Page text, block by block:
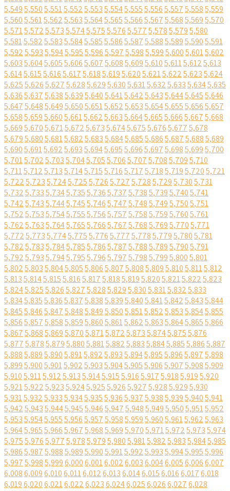
5,5495,5505,5515,5525,5535,5545,5555,5565,5575,5585,559
5,5605,5615,5625,5635,5645,5655,5665,5675,5685,5695,570
5,5715,5725,5735,5745,5755,5765,5775,5785,5795,580
5,5815,5825,5835,5845,5855,5865,5875,5885,5895,5905,591
5,5925,5935,5945,5955,5965,5975,5985,5995,6005,6015,602
5,6035,6045,6055,6065,6075,6085,6095,6105,6115,6125,613
5,6145,6155,6165,6175,6185,6195,6205,6215,6225,6235,624
5,6255,6265,6275,6285,6295,6305,6315,6325,6335,6345,635
5,6365,6375,6385,6395,6405,6415,6425,6435,6445,6455,646
5,6475,6485,6495,6505,6515,6525,6535,6545,6555,6565,657
5,6585,6595,6605,6615,6625,6635,6645,6655,6665,6675,668
5,6695,6705,6715,6725,6735,6745,6755,6765,6775,678
5,6795,6805,6815,6825,6835,6845,6855,6865,6875,6885,689
5,6905,6915,6925,6935,6945,6955,6965,6975,6985,6995,700
5,7015,7025,7035,7045,7055,7065,7075,7085,7095,710
5,7115,7125,7135,7145,7155,7165,7175,7185,7195,7205,721
5,7225,7235,7245,7255,7265,7275,7285,7295,7305,731
5,7325,7335,7345,7355,7365,7375,7385,7395,7405,741
5,7425,7435,7445,7455,7465,7475,7485,7495,7505,751
5,7525,7535,7545,7555,7565,7575,7585,7595,7605,761
5,7625,7635,7645,7655,7665,7675,7685,7695,7705,771
5,7725,7735,7745,7755,7765,7775,7785,7795,7805,781
5,7825,7835,7845,7855,7865,7875,7885,7895,7905,791
5,7925,7935,7945,7955,7965,7975,7985,7995,8005,801
5,8025,8035,8045,8055,8065,8075,8085,8095,8105,8115,812
5,8135,8145,8155,8165,8175,8185,8195,8205,8215,8225,823
5,8245,8255,8265,8275,8285,8295,8305,8315,8325,833
5,8345,8355,8365,8375,8385,8395,8405,8415,8425,8435,844
5,8455,8465,8475,8485,8495,8505,8515,8525,8535,8545,855
5,8565,8575,8585,8595,8605,8615,8625,8635,8645,8655,866
5,8675,8685,8695,8705,8715,8725,8735,8745,8755,876
5,8775,8785,8795,8805,8815,8825,8835,8845,8855,8865,887
5,8885,8895,8905,8915,8925,8935,8945,8955,8965,8975,898
5,8995,9005,9015,9025,9035,9045,9055,9065,9075,9085,909
5,9105,9115,9125,9135,9145,9155,9165,9175,9185,9195,920
5,9215,9225,9235,9245,9255,9265,9275,9285,9295,930
5,9315,9325,9335,9345,9355,9365,9375,9385,9395,9405,941
5,9425,9435,9445,9455,9465,9475,9485,9495,9505,9515,952
5,9535,9545,9555,9565,9575,9585,9595,9605,9615,9625,963
5,9645,9655,9665,9675,9685,9695,9705,9715,9725,9735,974
5,9755,9765,9775,9785,9795,9805,9815,9825,9835,9845,985
5,9865,9875,9885,9895,9905,9915,9925,9935,9945,9955,996
5,9975,9985,9996,0006,0016,0026,0036,0046,0056,0066,007
6,0086,0096,0106,0116,0126,0136,0146,0156,0166,0176,018
6,0196,0206,0216,0226,0236,0246,0256,0266,0276,028